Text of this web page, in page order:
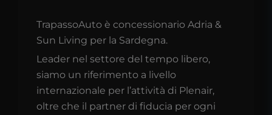
TrapassoAuto è concessionario Adria &
Sun Living per la Sardegna.
Leader nel settore del tempo libero,
siamo un riferimento a livello
internazionale per l’attività di Plenair,
oltre che il partner di fiducia per ogni